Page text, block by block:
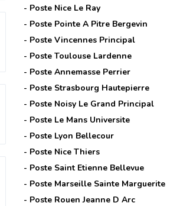
- Poste Nice Le Ray
- Poste Pointe A Pitre Bergevin
- PosteVincennes Principal
- PosteToulouse Lardenne
- PosteAnnemasse Perrier
- Poste Strasbourg Hautepierre
- Poste Noisy Le Grand Principal
- Poste Le Mans Universite
- Poste Lyon Bellecour
- Poste Nice Thiers
- Poste Saint Etienne Bellevue
- Poste Marseille Sainte Marguerite
- Poste Rouen Jeanne D Arc